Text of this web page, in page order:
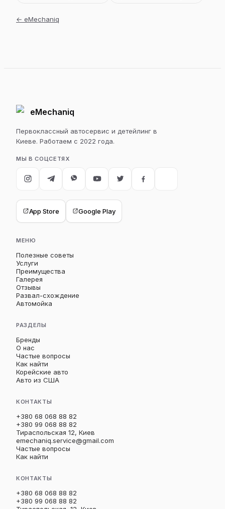
← eMechaniq
eMechaniq
Первоклассный автосервис и детейлинг в
Киеве. Работаем с 2022 года.
МЫ В СОЦСЕТЯХ
App Store Google Play
МЕНЮ
Полезные советы
Услуги
Преимущества
Галерея
Отзывы
Развал-схождение
Автомойка
РАЗДЕЛЫ
Бренды
О нас
Частые вопросы
Как найти
Корейские авто
Авто из США
КОНТАКТЫ
+380 68 068 88 82
+380 99 068 88 82
Тираспольская 12, Киев
emechaniq.service@gmail.com
Частые вопросы
Как найти
КОНТАКТЫ
+380 68 068 88 82
+380 99 068 88 82